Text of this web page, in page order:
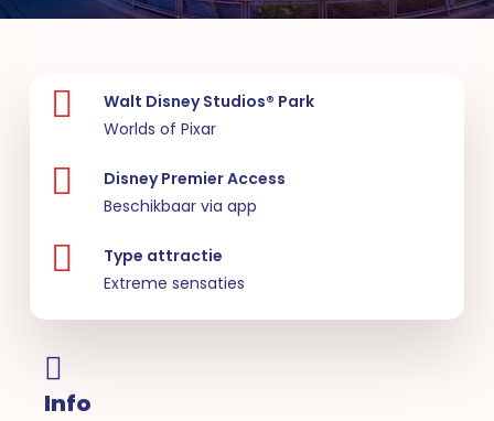
Walt Disney Studios® Park
Worlds of Pixar
Disney Premier Access
Beschikbaar via app
Type attractie
Extreme sensaties
Info